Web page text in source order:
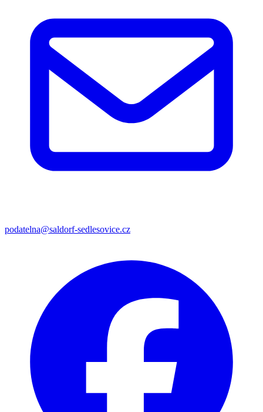
podatelna@saldorf-sedlesovice.cz